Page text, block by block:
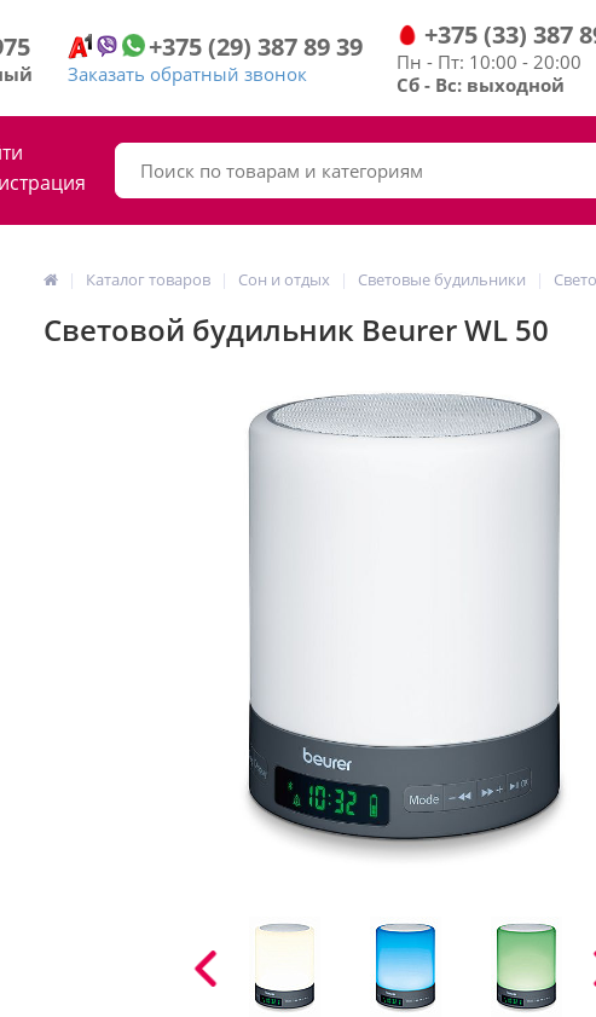
+375(29) 3878939
Заказать обратный звонок
+375(33) 387
Пн - Пт: 10:00 - 20:00
Сб - Вс: выходной
Каталог товаров Сон и отдых Световые будильники
Световой будильник Beurer WL 50